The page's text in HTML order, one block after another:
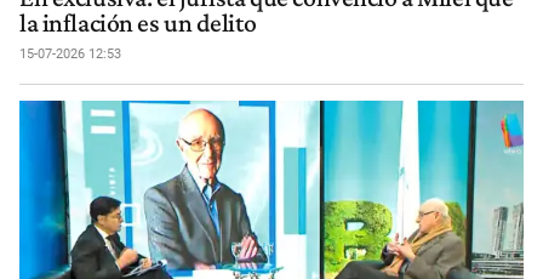
la inflación es un delito
15-07-2026 12:53